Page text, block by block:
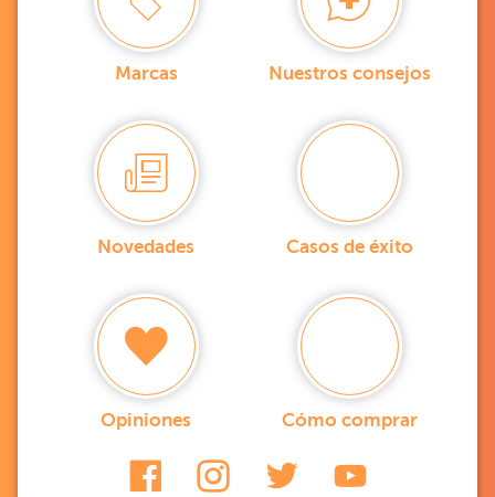
Marcas Nuestros consejos
Novedades Casos de éxito
Opiniones Cómo comprar